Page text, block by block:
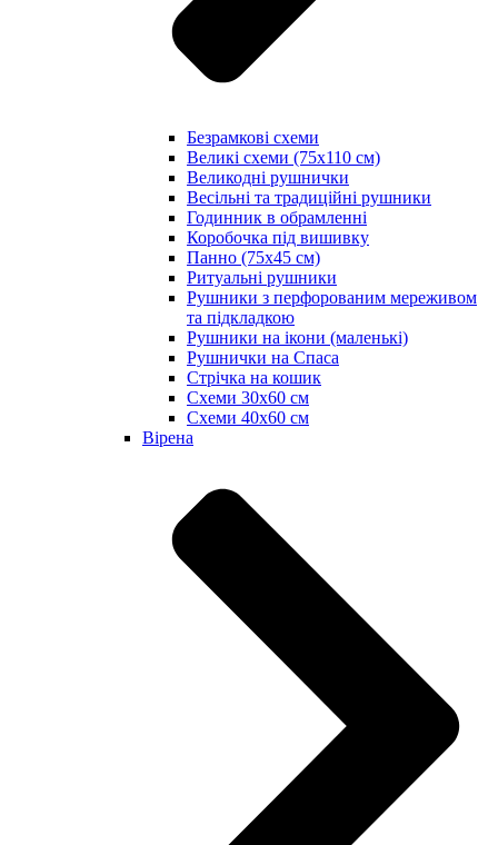
Безрамкові схеми
Великі схеми (75х110 см)
Великодні рушнички
Весільні та традиційні рушники
Годинник в обрамленні
Коробочка під вишивку
Панно (75х45 см)
Ритуальні рушники
Рушники з перфорованим мереживом
та підкладкою
Рушники на ікони (маленькі)
Рушнички на Спаса
Стрічка на кошик
Схеми 30х60 см
Схеми 40х60 см
Вірена